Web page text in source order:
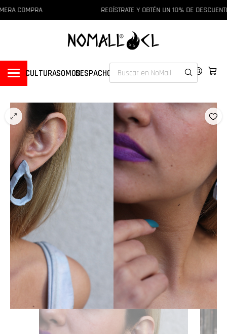
COMPRA REGÍSTRATE Y OBTÉN UN 10% DE
CULTURASOMOSDESPACHOS